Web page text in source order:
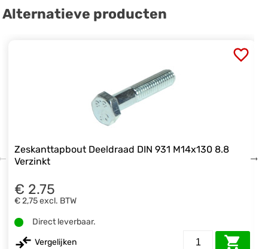
Alternatieve producten
Zeskanttapbout Deeldraad DIN 931 M14x130 8.8
Verzinkt
€ 2.75
€ 2,75excl. BTW
Direct leverbaar.
Vergelijken